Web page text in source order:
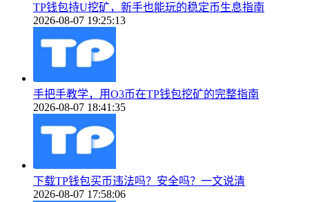
TP钱包持U挖矿，新手也能玩的稳定币生息指南
2026-08-07 19:25:13
手把手教学，用O3币在TP钱包挖矿的完整指南
2026-08-07 18:41:35
下载TP钱包买币违法吗？安全吗？一文说清
2026-08-07 17:58:06